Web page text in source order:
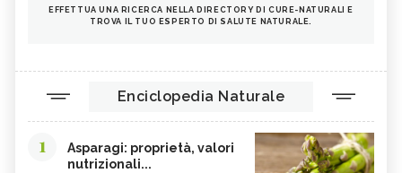
EFFETTUA UNA RICERCA NELLA DIRECTORY DI CURE-NATURALI E
TROVA IL TUO ESPERTO DI SALUTE NATURALE.
Enciclopedia Naturale
1
Asparagi: proprietà, valori
nutrizionali...